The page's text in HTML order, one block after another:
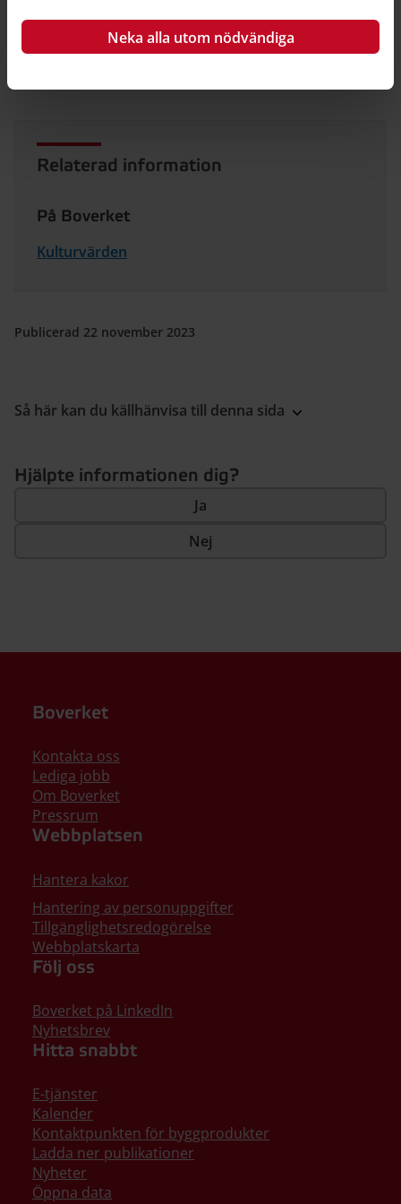
Neka alla utom nödvändiga
framgångsrika projekt måste hela
samhällsbyggnadssektorn hjälpas åt att öka
Relaterad information
På Boverket
Kulturvärden
Publicerad 22 november 2023
Så här kan du källhänvisa till denna sida
Hjälpte informationen dig?
Ja
Nej
Boverket
Kontakta oss
Lediga jobb
Om Boverket
Pressrum
Webbplatsen
Hantera kakor
Hantering av personuppgifter
Tillgänglighetsredogörelse
Webbplatskarta
Följ oss
Boverket på LinkedIn
Nyhetsbrev
Hitta snabbt
E-tjänster
Kalender
Kontaktpunkten för byggprodukter
Ladda ner publikationer
Nyheter
Öppna data